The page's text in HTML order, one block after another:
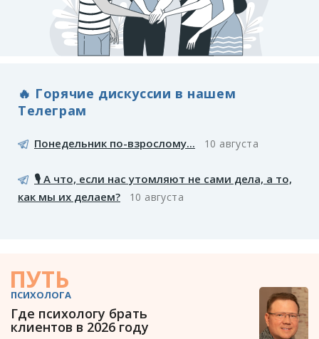
🔥 Горячие дискуссии в нашем
Телеграм
Понедельник по-взрослому... 10 августа
🎙️ А что, если нас утомляют не сами дела, а то,
как мы их делаем?
10 августа
ПУТЬ
ПСИХОЛОГА
Где психологу брать
клиентов в 2026 году